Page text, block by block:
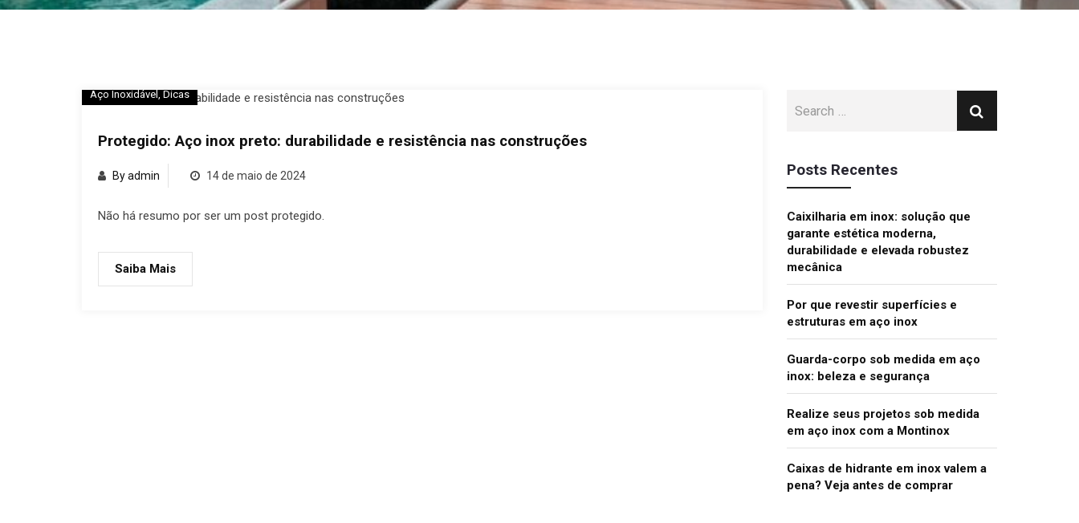
Aço Inoxidável Dicas
Protegido: Aço inox preto: durabilidade e resistência nas construções
By admin 14 de maio de 2024
Não há resumo por ser um post protegido.
Saiba Mais
Posts Recentes
Caixilharia em inox: solução que
garante estética moderna,
durabilidade e elevada robustez
mecânica
Por que revestir superfícies e
estruturas em aço inox
Guarda-corpo sob medida em aço
inox: beleza e segurança
Realize seus projetos sob medida
em aço inox com a Montinox
Caixas de hidrante em inox valem a
pena? Veja antes de comprar